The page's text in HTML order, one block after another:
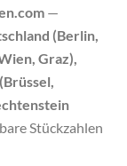
—
(Berlin,
Graz),
Stückzahlen